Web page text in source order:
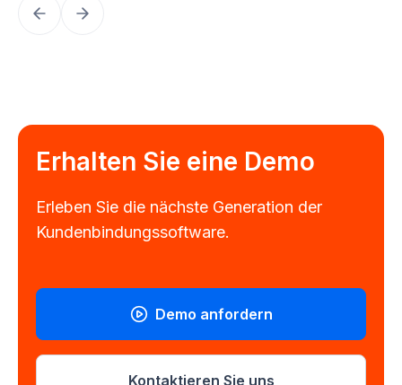
Erhalten Sie eine Demo
Erleben Sie die nächste Generation der
Kundenbindungssoftware.
Kontaktieren Sie uns
Demo anfordern